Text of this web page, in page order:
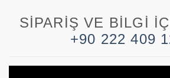
SIPARIŞ VE BILGI
+90 222 409